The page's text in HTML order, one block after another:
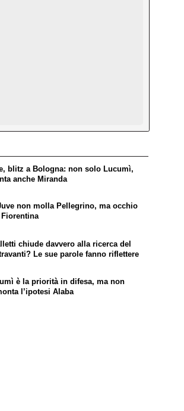
blitz a Bologna: non solo Lucumì,
anche Miranda
non molla Pellegrino, ma occhio
chiude davvero alla ricerca del
Le sue parole fanno riflettere
è la priorità in difesa, ma non
l’ipotesi Alaba